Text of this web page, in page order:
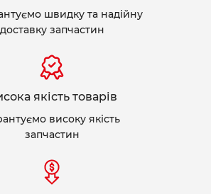
швидку та надійну
доставку запчастин
якість товарів
високу якість
запчастин